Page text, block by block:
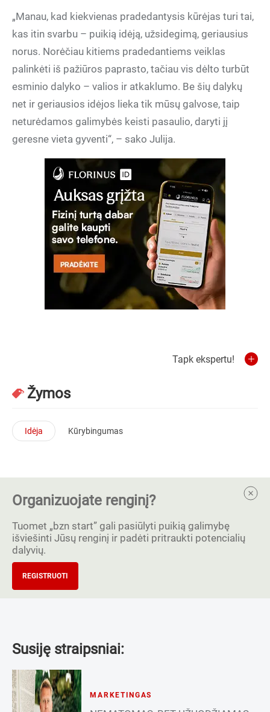
„Manau, kad kiekvienas pradedantysis kūrėjas turi tai,
kas itin svarbu – puikią idėją, užsidegimą, geriausius
norus. Norėčiau kitiems pradedantiems veiklas
palinkėti iš pažiūros paprasto, tačiau vis dėlto turbūt
esminio dalyko – valios ir atkaklumo. Be šių dalykų
net ir geriausios idėjos lieka tik mūsų galvose, taip
neturėdamos galimybės keisti pasaulio, daryti jį
geresne vieta gyventi“, – sako Julija.
Tapk ekspertu!
Žymos
Idėja Kūrybingumas
Organizuojate renginį?
Tuomet „bzn start” gali pasiūlyti puikią galimybę
išviešinti Jūsų renginį ir padėti pritraukti potencialių
dalyvių.
REGISTRUOTI
Susiję straipsniai:
MARKETINGAS